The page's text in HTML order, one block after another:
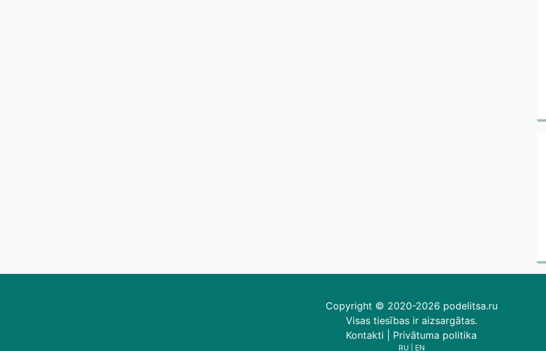
Copyright © 2020-2026 podelitsa.ru
Visas tiesības ir aizsargātas.
Kontakti
Privātuma politika
RU EN